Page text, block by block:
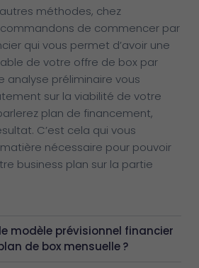
méthodes, chez
de commencer par
qui vous permet d’avoir une
de votre offre de box par
analyse préliminaire vous
sur la viabilité de votre
plan de financement,
C’est cela qui vous
nécessaire pour pouvoir
business plan sur la partie
modèle prévisionnel financier
de box mensuelle ?